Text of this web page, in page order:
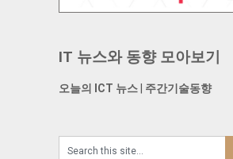
IT 뉴스와 동향 모아보기
오늘의 ICT 뉴스| 주간기술동향